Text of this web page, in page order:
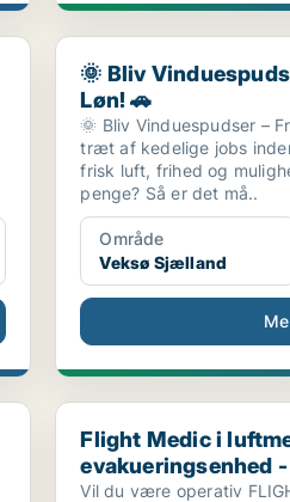
🌞 Bliv Vinduespudser –
🌞 Bliv
Løn! 🚗
🌞 Bliv Vinduespudser –
træt af kedelige jobs
frisk luft, frihed og
penge? Så er det må..
Område
Veksø Sjælland
Flight Medic i
Flight Medic i
evakueringsenhed
Vil du være operativ